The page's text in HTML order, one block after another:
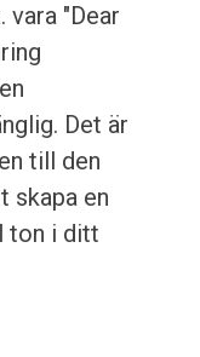
vara "Dear
Det är
till den
skapa en
ton i ditt